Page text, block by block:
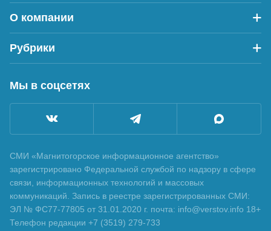
О компании
Рубрики
Мы в соцсетях
СМИ «Магнитогорское информационное агентство»
зарегистрировано Федеральной службой по надзору в сфере
связи, информационных технологий и массовых
коммуникаций. Запись в реестре зарегистрированных СМИ:
ЭЛ № ФС77-77805 от 31.01.2020 г. почта: info@verstov.info 18+
Телефон редакции +7 (3519) 279-733